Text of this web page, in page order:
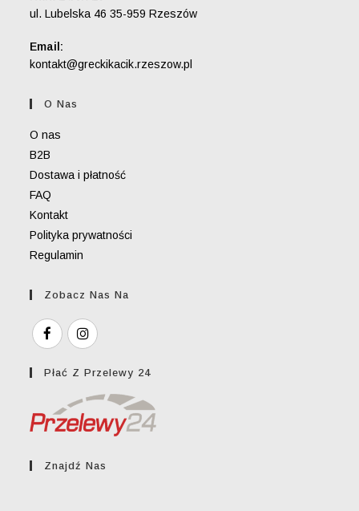
ul. Lubelska 46 35-959 Rzeszów
Email:
kontakt@greckikacik.rzeszow.pl
O Nas
O nas
B2B
Dostawa i płatność
FAQ
Kontakt
Polityka prywatności
Regulamin
Zobacz Nas Na
Płać Z Przelewy 24
Znajdź Nas